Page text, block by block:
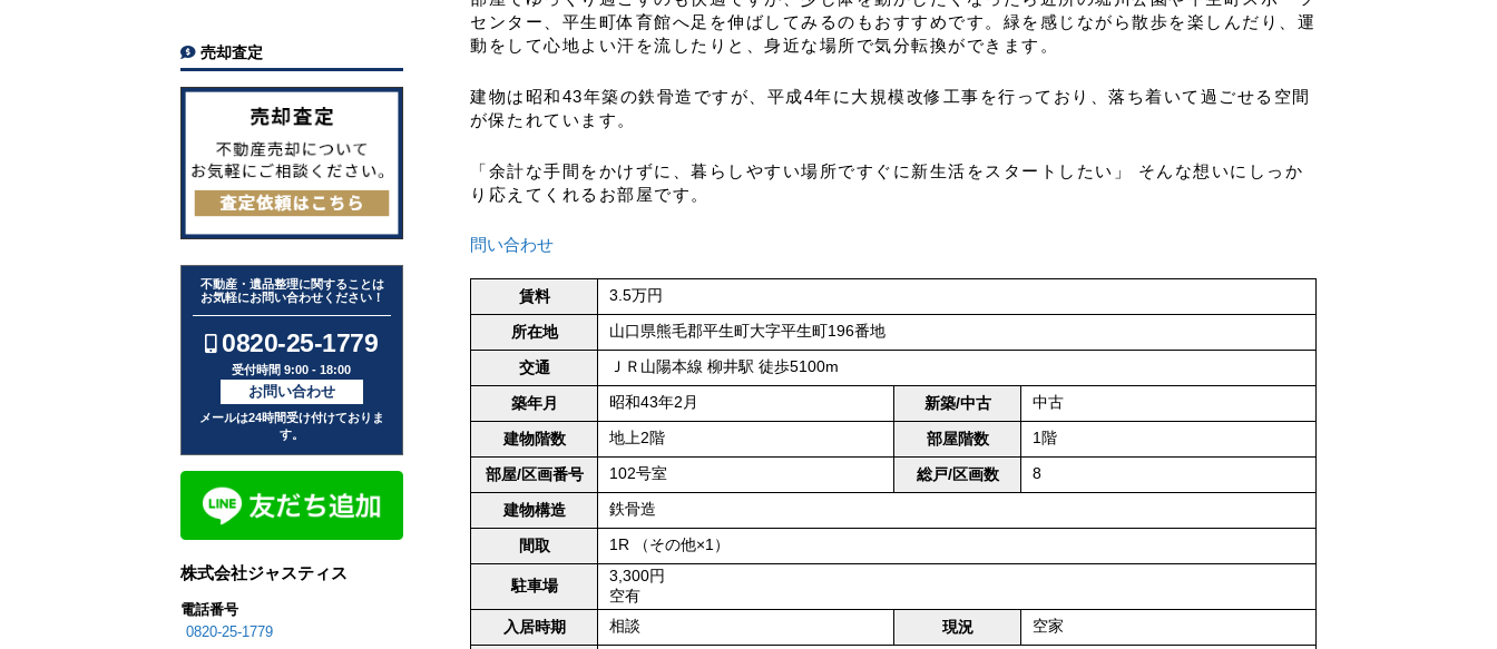
センター、平生町体育館へ足を伸ばしてみるのもおすすめです。緑を感じながら散歩を楽しんだり、運
動をして心地よい汗を流したりと、身近な場所で気分転換ができます。
建物は昭和43年築の鉄骨造ですが、平成4年に大規模改修工事を行っており、落ち着いて過ごせる空間
が保たれています。
「余計な手間をかけずに、暮らしやすい場所ですぐに新生活をスタートしたい」 そんな想いにしっか
り応えてくれるお部屋です。
問い合わせ
賃料 3.5万円
所在地 山口県熊毛郡平生町大字平生町196番地
交通 ＪＲ山陽本線 柳井駅 徒歩5100m
築年月 昭和43年2月 新築/中古 中古
建物階数 地上2階 部屋階数 1階
部屋/区画番号 102号室 総戸/区画数 8
建物構造 鉄骨造
間取 1R （その他×1）
駐車場
3,300円
空有
入居時期
相談 現況 空家
売却査定
不動産・遺品整理に関することは
お気軽にお問い合わせください！
0820-25-1779
受付時間 9:00 - 18:00
お問い合わせ
メールは24時間受け付けておりま
す。
株式会社ジャスティス
電話番号
0820-25-1779